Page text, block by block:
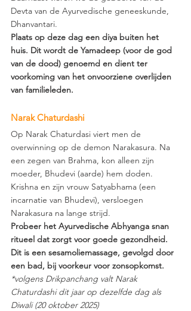
Devta van de Ayurvedische geneeskunde,
Dhanvantari.
Plaats op deze dag een diya buiten het
huis. Dit wordt de Yamadeep (voor de god
van de dood) genoemd en dient ter
voorkoming van het onvoorziene overlijden
van familieleden.
Narak Chaturdashi
Op Narak Chaturdasi viert men de
overwinning op de demon Narakasura. Na
een zegen van Brahma, kon alleen zijn
moeder, Bhudevi (aarde) hem doden.
Krishna en zijn vrouw Satyabhama (een
incarnatie van Bhudevi), versloegen
Narakasura na lange strijd.
Probeer het Ayurvedische Abhyanga snan
ritueel dat zorgt voor goede gezondheid.
Dit is een sesamoliemassage, gevolgd door
een bad, bij voorkeur voor zonsopkomst.
*volgens Drikpanchang valt Narak
Chaturdashi dit jaar op dezelfde dag als
Diwali (20 oktober 2025)